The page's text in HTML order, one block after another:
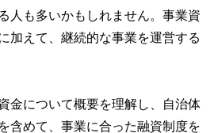
人も多いかもしれません。事業資
加えて、継続的な事業を運営する
金について概要を理解し、自治体
含めて、事業に合った融資制度を